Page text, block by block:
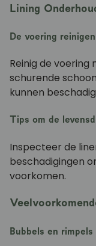
Lining
De voering
Reinig de voering
schurende
kunnen
Tips om de
Inspecteer de
beschadigingen
voorkomen.
Bubbels en rimpels